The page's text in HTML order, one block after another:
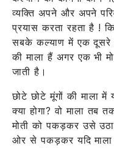
व्यक्ति अपने और अपने
प्रयास करता रहता है !
सबके कल्याण में एक दूसरे
की माला हैं अगर एक भी
जाती है।
छोटे छोटे मूंगों की माला में
क्या होगा? वो माला तब
मोती को पकड़कर उसे
ओर से पकड़कर यदि माला